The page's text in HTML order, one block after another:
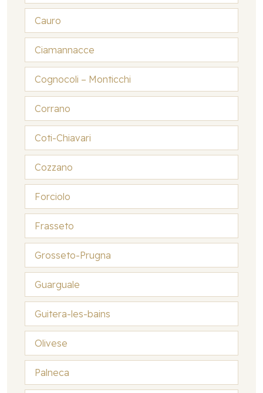
Cauro
Ciamannacce
Cognocoli – Monticchi
Corrano
Coti-Chiavari
Cozzano
Forciolo
Frasseto
Grosseto-Prugna
Guarguale
Guitera-les-bains
Olivese
Palneca